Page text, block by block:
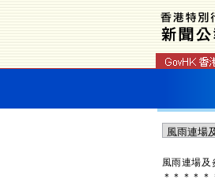
風雨連場及
＊ ＊ ＊ ＊ ＊